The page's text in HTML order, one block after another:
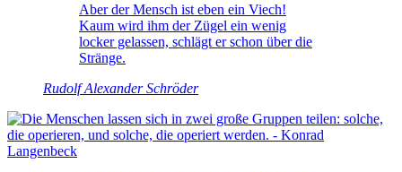
Aber der Mensch ist eben ein Viech!
Kaum wird ihm der Zügel ein wenig
locker gelassen, schlägt er schon über die
Stränge.
Rudolf Alexander Schröder